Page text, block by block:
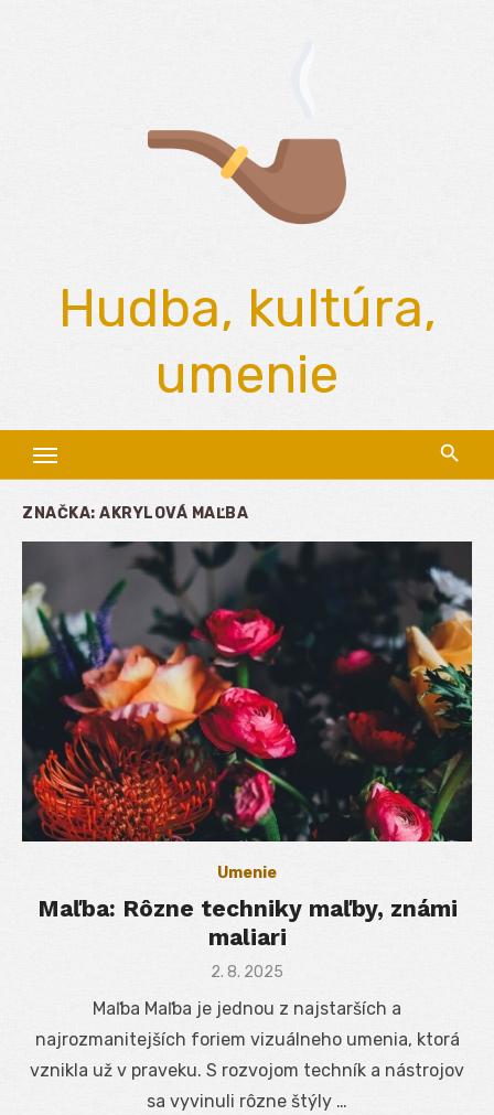
Hudba, kultúra,
umenie
ZNAČKA: AKRYLOVÁ MAĽBA
Umenie
Maľba: Rôzne techniky maľby, známi
maliari
Posted
2. 8. 2025
Maľba Maľba je jednou z najstarších a
najrozmanitejších foriem vizuálneho umenia, ktorá
vznikla už v praveku. S rozvojom techník a nástrojov
sa vyvinuli rôzne štýly …